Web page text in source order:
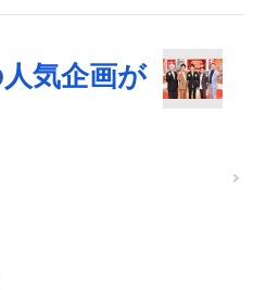
気企画が